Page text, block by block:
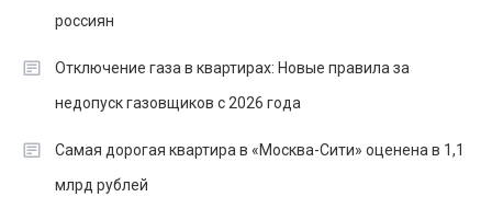
россиян
Отключение газа в квартирах: Новые правила за
недопуск газовщиков с 2026 года
Самая дорогая квартира в «Москва-Сити» оценена в 1,1
млрд рублей